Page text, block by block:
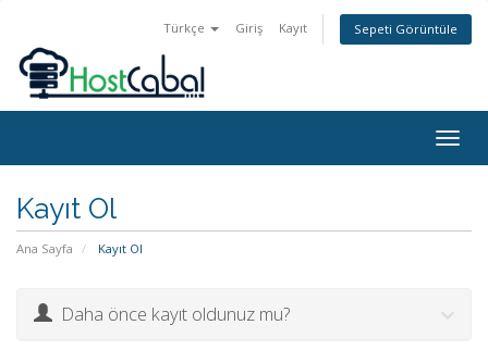
Türkçe Giriş Kayıt Sepeti Görüntüle
Kayıt Ol
Ana Sayfa Kayıt Ol
Daha önce kayıt oldunuz mu?